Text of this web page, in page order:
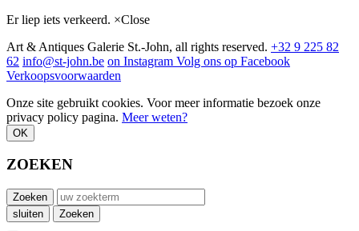
Er liep iets verkeerd. ×Close
Art & Antiques Galerie St.-John, all rights reserved. +32 9 225 82
62 info@st-john.be on Instagram Volg ons op Facebook
Verkoopsvoorwaarden
Onze site gebruikt cookies. Voor meer informatie bezoek onze
privacy policy pagina. Meer weten?
OK
ZOEKEN
Zoeken
sluiten
Zoeken